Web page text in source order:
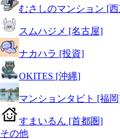
むさしのマンション [
スムハジメ [名古屋]
ナカハラ [投資]
OKITES [沖縄]
マンションタビト [福
すまいるん [首都圏]
その他